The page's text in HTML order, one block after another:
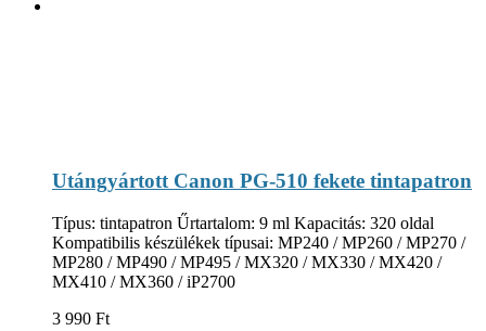
Utángyártott Canon PG-510 fekete tintapatron
Típus: tintapatron Űrtartalom: 9 ml Kapacitás: 320 oldal
Kompatibilis készülékek típusai: MP240 / MP260 / MP270 /
MP280 / MP490 / MP495 / MX320 / MX330 / MX420 /
MX410 / MX360 / iP2700
3 990 Ft